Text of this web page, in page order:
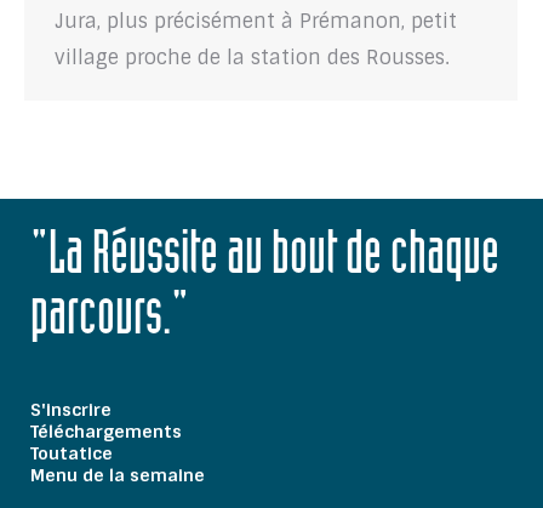
Jura, plus précisément à Prémanon, petit
village proche de la station des Rousses.
"La Réussite au bout de chaque
parcours."
S'inscrire
Téléchargements
Toutatice
Menu de la semaine